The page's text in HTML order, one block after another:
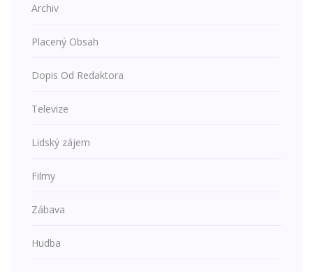
Archiv
Placený Obsah
Dopis Od Redaktora
Televize
Lidský zájem
Filmy
Zábava
Hudba